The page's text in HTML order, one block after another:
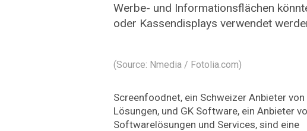
Werbe- und Informationsflächen
oder Kassendisplays verwendet
(Source: Nmedia / Fotolia.com)
Screenfoodnet, ein Schweizer Anbieter
Lösungen, und GK Software, ein Anbieter
Softwarelösungen und Services, sind eine